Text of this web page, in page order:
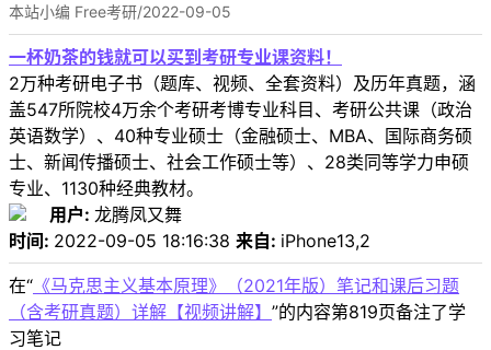
本站小编 Free考研/2022-09-05
一杯奶茶的钱就可以买到考研专业课资料！
2万种考研电子书（题库、视频、全套资料）及历年真题，涵
盖547所院校4万余个考研考博专业科目、考研公共课（政治
英语数学）、40种专业硕士（金融硕士、MBA、国际商务硕
士、新闻传播硕士、社会工作硕士等）、28类同等学力申硕
专业、1130种经典教材。
用户: 龙腾凤又舞
时间: 2022-09-05 18:16:38 来自: iPhone13,2
在“ 《马克思主义基本原理》（2021年版）笔记和课后习题
（含考研真题）详解【视频讲解】 ”的内容第819页备注了学
习笔记